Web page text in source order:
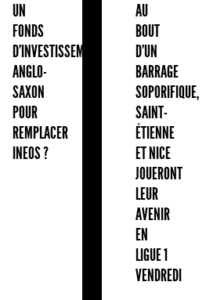
UN
FONDS
D'INVESTISSEMENT
ANGLO-
SAXON
POUR
REMPLACER
INEOS ?
AU
BOUT
D'UN
BARRAGE
SOPORIFIQUE,
SAINT-
ÉTIENNE
ET NICE
JOUERONT
LEUR
AVENIR
EN
LIGUE 1
VENDREDI